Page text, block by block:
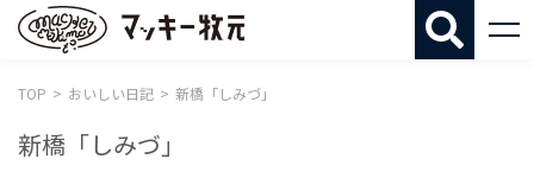
TOP おいしい日記 新橋「しみづ」
新橋「しみづ」